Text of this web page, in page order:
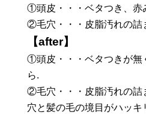
①頭皮・・・ベタつき、赤
②毛穴・・・皮脂汚れの詰
【after】
①頭皮・・・ベタつきが無
ら.
②毛穴・・・皮脂汚れの詰
穴と髪の毛の境目がハッキ